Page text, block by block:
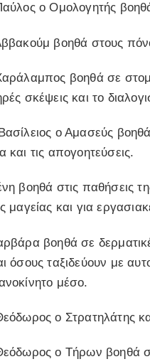
ο Ομολογητής
βοηθά στους
βοηθά σε
σκέψεις και το
ο Αμασεύς
και τις απογοητεύσεις.
βοηθά στις παθήσεις
μαγείας και για
βοηθά σε
όσους ταξιδεύουν με
μέσο.
ο Στρατηλάτης
ο Τήρων βοηθά